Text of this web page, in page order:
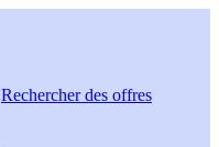
Rechercherdes offres